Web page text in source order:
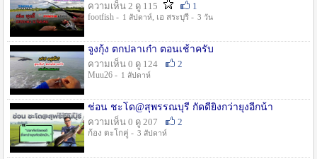
ความเห็น 2 ดู 115
1
footfish - 1 สัปดาห์, เอ สระบุรี - 3 วัน
จูงกุ้ง ตกปลาเก๋า ตอนเช้าครับ
ความเห็น 0 ดู 124
2
Muu26 - 1 สัปดาห์
ช่อน ชะโด@สุพรรณบุรี กัดดียิ่งกว่ายุงอีกน้า
ความเห็น 0 ดู 207
2
ก้อง ตะโกคู่ - 3 สัปดาห์